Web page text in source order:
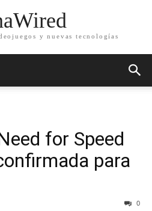
y nuevas tecnologías
for Speed
para
0